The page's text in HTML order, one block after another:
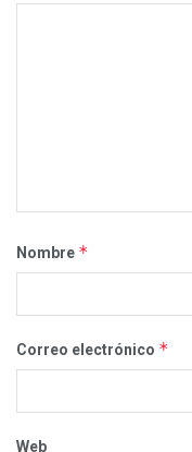
Nombre *
Correo electrónico *
Web